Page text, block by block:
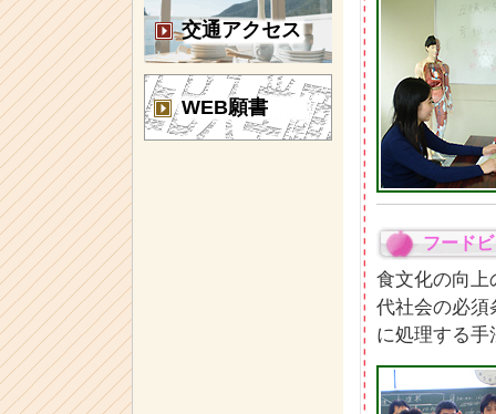
フード
食文化の向上
代社会の必須
に処理する手
交通アクセス
WEB願書